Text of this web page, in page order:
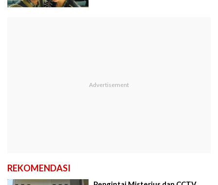
REKOMENDASI